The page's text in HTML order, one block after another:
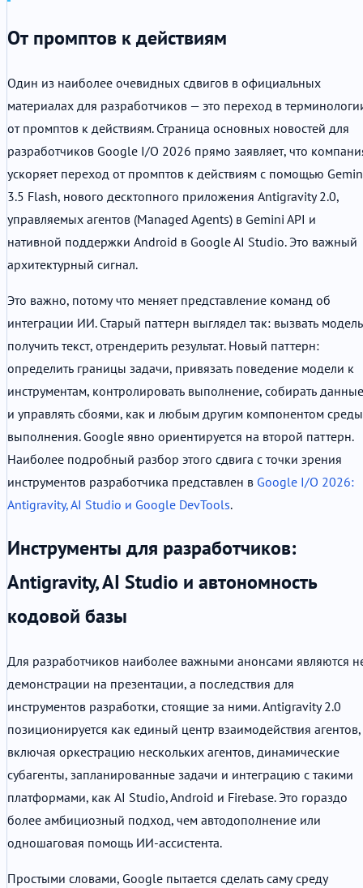
От промптов к действиям
Один из наиболее очевидных сдвигов в официальных
материалах для разработчиков — это переход в
от промптов к действиям. Страница основных новостей для
разработчиков Google I/O 2026 прямо заявляет, что
ускоряет переход от промптов к действиям с помощью
3.5 Flash, нового десктопного приложения Antigravity 2.0,
управляемых агентов (Managed Agents) в Gemini API и
нативной поддержки Android в Google AI Studio. Это важный
архитектурный сигнал.
Это важно, потому что меняет представление команд об
интеграции ИИ. Старый паттерн выглядел так: вызвать
получить текст, отрендерить результат. Новый паттерн:
определить границы задачи, привязать поведение модели к
инструментам, контролировать выполнение, собирать данные
и управлять сбоями, как и любым другим компонентом среды
выполнения. Google явно ориентируется на второй паттерн.
Наиболее подробный разбор этого сдвига с точки зрения
инструментов разработчика представлен в Google I/O 2026:
Antigravity, AI Studio и Google DevTools.
Инструменты для разработчиков:
Antigravity, AI Studio и автономность
кодовой базы
Для разработчиков наиболее важными анонсами являются
демонстрации на презентации, а последствия для
инструментов разработки, стоящие за ними. Antigravity 2.0
позиционируется как единый центр взаимодействия агентов,
включая оркестрацию нескольких агентов, динамические
субагенты, запланированные задачи и интеграцию с такими
платформами, как AI Studio, Android и Firebase. Это гораздо
более амбициозный подход, чем автодополнение или
одношаговая помощь ИИ-ассистента.
Простыми словами, Google пытается сделать саму среду